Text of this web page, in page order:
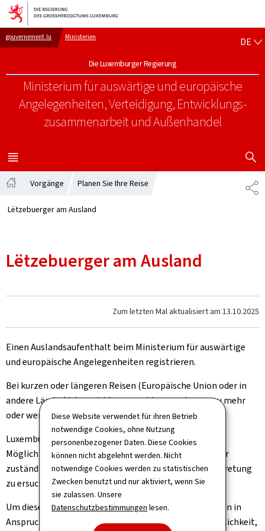
Diese Website verwendet für ihren Betrieb
notwendige Cookies, ohne Nutzung
personenbezogener Daten. Diese Cookies
können nicht abgelehnt werden. Nicht
notwendige Cookies werden zu statistischen
Zwecken benutzt und nur aktiviert, wenn Sie
sie zulassen. Unsere
Datenschutzbestimmungen lesen.
Zur Hauptnavigation
Zum Inhalt
gouvernement.lu Ministerien
Die Luxemburger Regierung
Ministerium für auswärtige und europäische
Angelegenheiten, Verteidigung, Entwicklungs-
zusammenarbeit und Außenhandel
DE
MENÜ
HAUPT-
Vorgänge Planen Sie Ihre Reise
Lëtzebuerger am Ausland
Lëtzebuerger am Ausland
Zum letzten Mal aktualisiert am 13.10.2025
Einen Auslandsaufenthalt beim Ministerium für auswärtige
und europäische Angelegenheiten registrieren.
Bei kurzen oder längeren Reisen (Europäische Union oder in
andere Länder) ist es nicht ausgeschlossen, dass es zu mehr
oder weniger großen Problemen kommen kann.
Luxemburgische Staatsangehörige haben dann die
Möglichkeit, um konsularische Unterstützung bei einer
zuständigen diplomatischen oder konsularischen Vertretung
zu ersuchen.
Um diese Unterstützung unter den besten Bedingungen in
Anspruch nehmen zu können, haben Reisende die Möglichkeit,